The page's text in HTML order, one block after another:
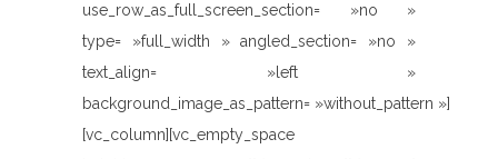
use_row_as_full_screen_section= »no »
type= »full_width » angled_section= »no »
text_align= »left »
background_image_as_pattern= »without_pattern »]
[vc_column][vc_empty_space